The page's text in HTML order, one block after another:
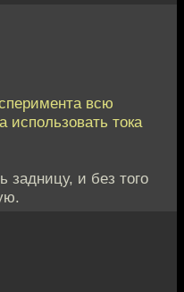
всю
использовать тока
задницу, и без того